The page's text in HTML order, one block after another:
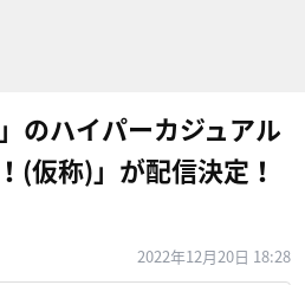
のハイパーカジュアル
(仮称)」が配信決定！
2022年12月20日 18:28